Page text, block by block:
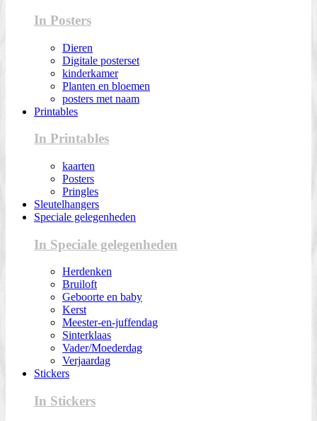
In Posters
Dieren
Digitale posterset
kinderkamer
Planten en bloemen
posters met naam
Printables
In Printables
kaarten
Posters
Pringles
Sleutelhangers
Speciale gelegenheden
In Speciale gelegenheden
Herdenken
Bruiloft
Geboorte en baby
Kerst
Meester-en-juffendag
Sinterklaas
Vader/Moederdag
Verjaardag
Stickers
In Stickers